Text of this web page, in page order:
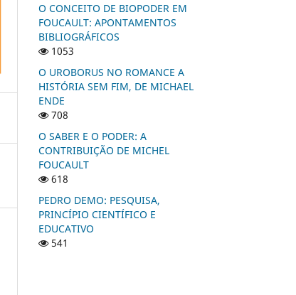
O CONCEITO DE BIOPODER EM
FOUCAULT: APONTAMENTOS
BIBLIOGRÁFICOS
1053
O UROBORUS NO ROMANCE A
HISTÓRIA SEM FIM, DE MICHAEL
ENDE
708
O SABER E O PODER: A
CONTRIBUIÇÃO DE MICHEL
FOUCAULT
618
PEDRO DEMO: PESQUISA,
PRINCÍPIO CIENTÍFICO E
EDUCATIVO
541